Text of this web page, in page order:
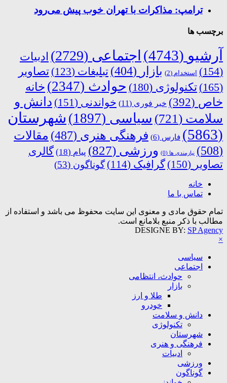
ترامپ: مذاکرات با تهران خوب پیش می‌رود
برچسب ها
آرشیو (4743) اجتماعی (2729)
ادبیات
(154)
استخدام (2) بازار (404) تبلیغات (123)
تصاویر
(165)
تکنولوژی (180) حوادث (2347)
خانه
خاص (392) خبر فوری (11) خواندنی (151)
دانش و
سلامت (721) سیاسی (1897)
شهرستان
(5863)
فارس (6) فرهنگی هنری (487)
مقالات
(508)
نیازمندی ها (0) ورزشی (827) پیام (18)
گالری
تصاویر (150) گرافیک (114) گوناگون (53)
خانه
تماس با ما
تمام حقوق مادی و معنوی این سایت محفوظ می باشد و استفاده از
مطالب با ذکر منبع بلامانع است.
DESIGNE BY: SP Agency
×
سیاسی
اجتماعی
حوادث، انتظامی
بازار
طلا و ارز
خودرو
دانش و سلامت
تکنولوژی
شهرستان
فرهنگی و هنری
ادبیات
ورزشی
گوناگون